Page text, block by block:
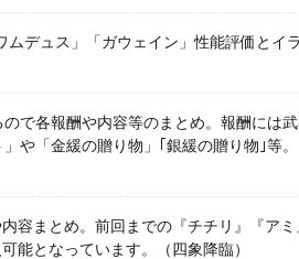
ムデュス」「ガウェイン」性能評価とイ
で各報酬や内容等のまとめ。報酬には武
や「金緩の贈り物」｢銀緩の贈り物｣等
容まとめ。前回までの『チチリ』『アミ
能となっています。（四象降臨）